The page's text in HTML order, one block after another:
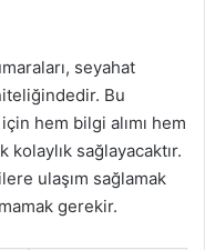
seyahat
Bu
hem bilgi alımı hem
kolaylık sağlayacaktır.
ulaşım sağlamak
gerekir.